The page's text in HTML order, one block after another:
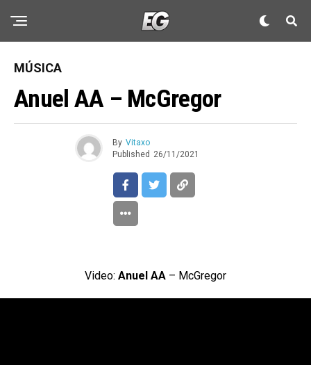
MÚSICA
Anuel AA – McGregor
By Vitaxo
Published 26/11/2021
Video: Anuel AA – McGregor